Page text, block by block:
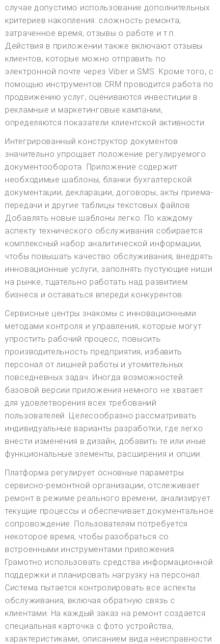
случае допустимо использование дополнительных
критериев накопления: сложность ремонта,
затраченное время, отзывы о работе и т.п.
Действия в приложении также включают отзывы
клиентов, которые можно отправить по
электронной почте через Viber и SMS. Кроме того, с
помощью инструментов CRM проводится работа по
продвижению услуг, оцениваются инвестиции в
рекламные и маркетинговые кампании,
определяются показатели клиентской активности.
Интегрированный конструктор документов
значительно упрощает положение регулируемого
документооборота. Приложение содержит
необходимые шаблоны, бланки бухгалтерской
документации, декларации, договоры, акты приема-
передачи и другие таблицы текстовых файлов.
Добавлять новые шаблоны легко. По каждому
аспекту технического обслуживания собирается
комплексный набор аналитической информации,
чтобы повышать качество обслуживания, внедрять
инновационные услуги, заполнять пустующие ниши
на рынке, тщательно работать над развитием
бизнеса и оставаться впереди конкурентов.
Сервисные центры знакомы с инновационными
методами контроля и управления, которые могут
упростить рабочий процесс, повысить
производительность предприятия, избавить
персонал от лишней работы и утомительных
повседневных задач. Иногда возможностей
базовой версии приложения немного не хватает
для удовлетворения всех требований
пользователей. Целесообразно рассматривать
индивидуальные варианты разработки, где легко
внести изменения в дизайн, добавить те или иные
функциональные элементы, расширения и опции.
Платформа регулирует основные параметры
сервисно-ремонтной организации, отслеживает
ремонт в режиме реального времени, анализирует
текущие процессы и обеспечивает документальное
сопровождение. Пользователям потребуется
некоторое время, чтобы разобраться со
встроенными инструментами приложения.
Грамотно использовать средства информационной
поддержки и планировать нагрузку на персонал.
Система пытается контролировать все аспекты
обслуживания, включая обратную связь с
клиентами. На каждый заказ на ремонт создается
специальная карточка с фото устройства,
характеристиками, описанием вида неисправности